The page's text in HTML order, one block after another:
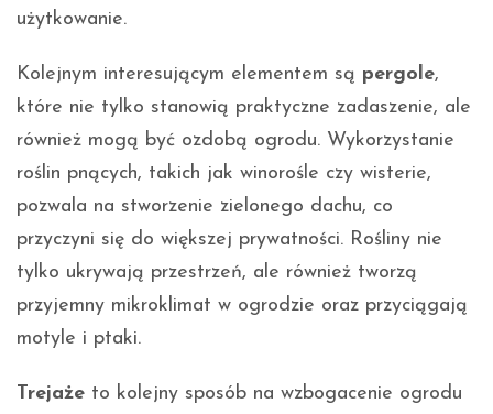
użytkowanie.
Kolejnym interesującym elementem są pergole,
które nie tylko stanowią praktyczne zadaszenie, ale
również mogą być ozdobą ogrodu. Wykorzystanie
roślin pnących, takich jak winorośle czy wisterie,
pozwala na stworzenie zielonego dachu, co
przyczyni się do większej prywatności. Rośliny nie
tylko ukrywają przestrzeń, ale również tworzą
przyjemny mikroklimat w ogrodzie oraz przyciągają
motyle i ptaki.
Trejaże to kolejny sposób na wzbogacenie ogrodu